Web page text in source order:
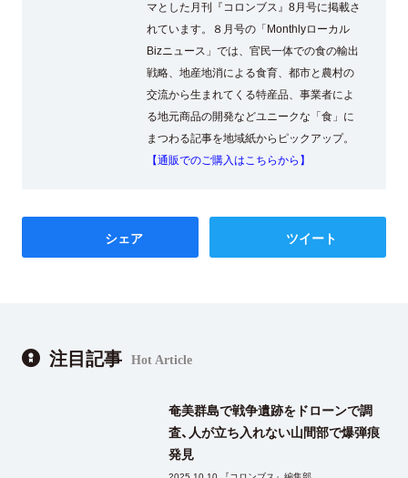
マとした月刊『コロンブス』8月号に掲載さ
れています。８月号の「Monthlyローカル
Bizニュース」では、官民一体での食の輸出
戦略、地産地消による食育、都市と農村の
交流から生まれてくる特産品、事業者によ
る地元商品の開発などユニークな「食」に
まつわる記事を地域紙からピックアップ。
【通販でのご購入はこちらから】
シェア ツイート
注目記事 Hot Article
奄美群島で戦争遺跡をドローンで調
査、人が立ち入れない山間部で爆弾痕
発見